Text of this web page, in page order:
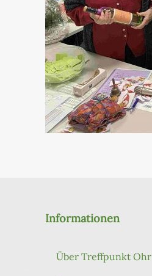
Informationen
Über Treffpunkt Ohr